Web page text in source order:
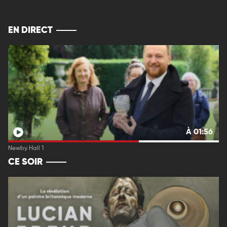
EN DIRECT
À 01:56
Newby Hall 1
CE SOIR